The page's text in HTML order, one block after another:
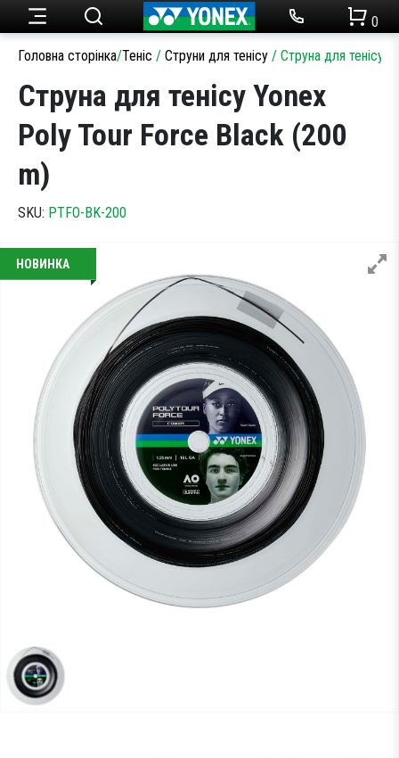
Теніс
Кросівки для тенісу
Струни для тенісу
М’ячі для тенісу
Намотки
Аксесуари
Тестові ракетки
Гравці Yonex
Бадмінтон
Ракетки для бадмінтону
Кросівки для бадмінтону
Сумки для ракеток
Аксесуари
Волани
Намотки
Гравці Yonex
Одяг
Жіночий одяг
Дитячий одяг
Новини
Статті
Акції
Партнерство
SALE
0
Головна сторінка/Теніс / Струни для тенісу / Струна для тенісу
Струна для тенісу Yonex
Poly Tour Force Black (200
m)
SKU: PTFO-BK-200
НОВИНКА